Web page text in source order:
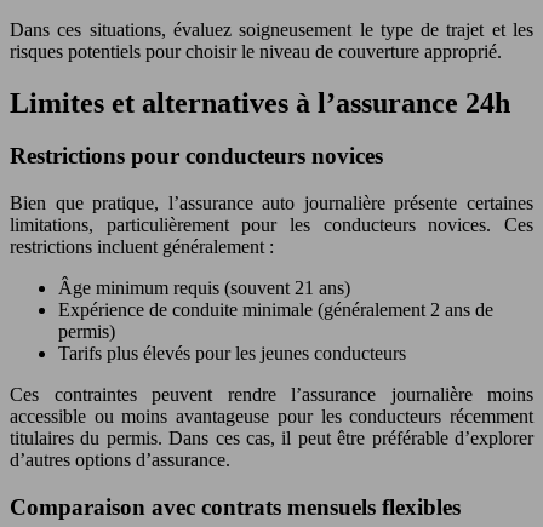
Dans ces situations, évaluez soigneusement le type de trajet et les
risques potentiels pour choisir le niveau de couverture approprié.
Limites et alternatives à l’assurance 24h
Restrictions pour conducteurs novices
Bien que pratique, l’assurance auto journalière présente certaines
limitations, particulièrement pour les conducteurs novices. Ces
restrictions incluent généralement :
Âge minimum requis (souvent 21 ans)
Expérience de conduite minimale (généralement 2 ans de
permis)
Tarifs plus élevés pour les jeunes conducteurs
Ces contraintes peuvent rendre l’assurance journalière moins
accessible ou moins avantageuse pour les conducteurs récemment
titulaires du permis. Dans ces cas, il peut être préférable d’explorer
d’autres options d’assurance.
Comparaison avec contrats mensuels flexibles